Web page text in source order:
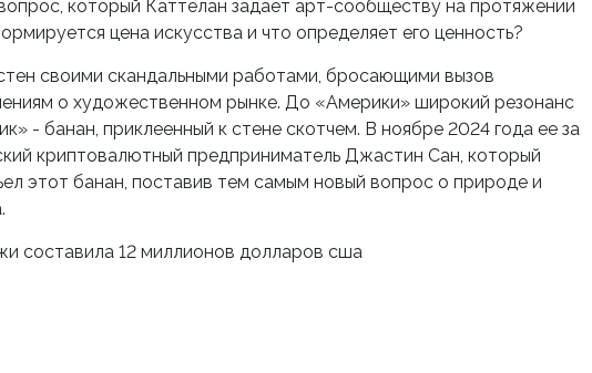
который Каттелан задает арт-сообществу на протяжении
цена искусства и что определяет его ценность?
своими скандальными работами, бросающими вызов
о художественном рынке. До «Америки» широкий резонанс
- банан, приклеенный к стене скотчем. В ноябре 2024 года ее за
криптовалютный предприниматель Джастин Сан, который
этот банан, поставив тем самым новый вопрос о природе и
составила 12 миллионов долларов сша